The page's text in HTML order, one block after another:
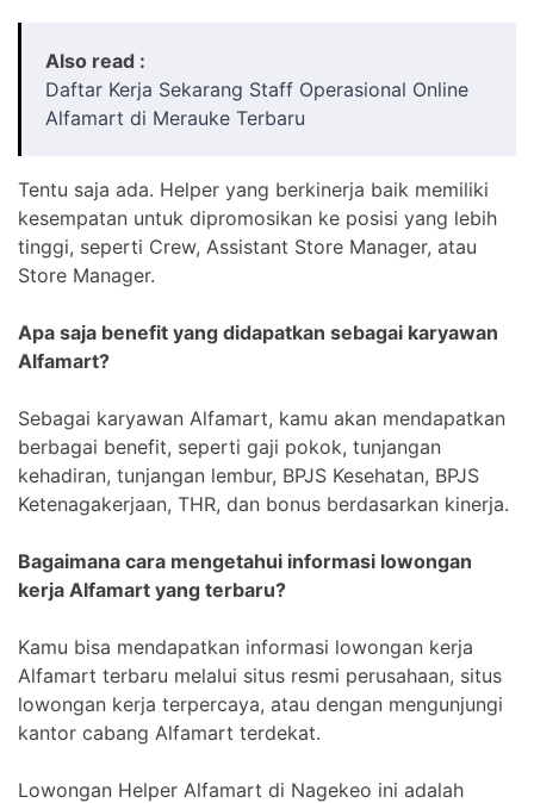
Also read :
Daftar Kerja Sekarang Staff Operasional Online
Alfamart di Merauke Terbaru
Tentu saja ada. Helper yang berkinerja baik memiliki
kesempatan untuk dipromosikan ke posisi yang lebih
tinggi, seperti Crew, Assistant Store Manager, atau
Store Manager.
Apa saja benefit yang didapatkan sebagai karyawan
Alfamart?
Sebagai karyawan Alfamart, kamu akan mendapatkan
berbagai benefit, seperti gaji pokok, tunjangan
kehadiran, tunjangan lembur, BPJS Kesehatan, BPJS
Ketenagakerjaan, THR, dan bonus berdasarkan kinerja.
Bagaimana cara mengetahui informasi lowongan
kerja Alfamart yang terbaru?
Kamu bisa mendapatkan informasi lowongan kerja
Alfamart terbaru melalui situs resmi perusahaan, situs
lowongan kerja terpercaya, atau dengan mengunjungi
kantor cabang Alfamart terdekat.
Lowongan Helper Alfamart di Nagekeo ini adalah